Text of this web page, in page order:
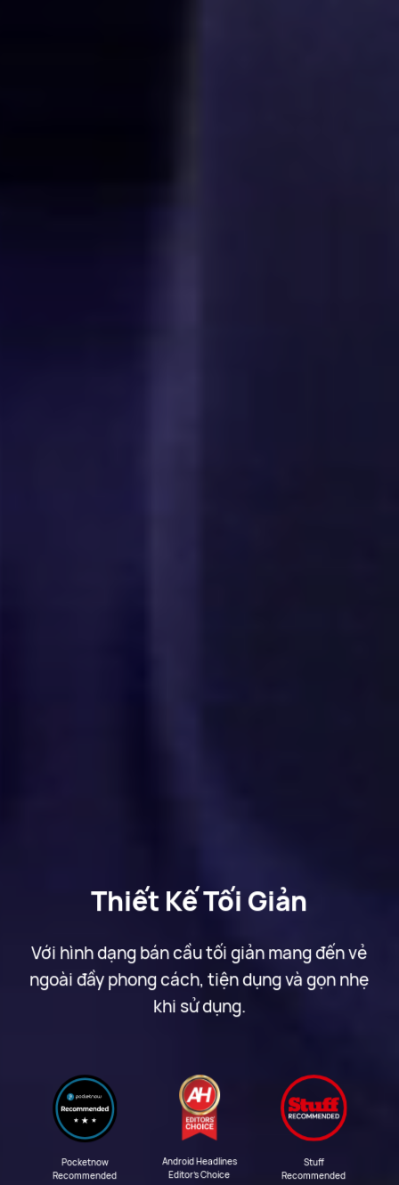
Thiết Kế Tối Giản
Với hình dạng bán cầu tối giản mang đến vẻ
ngoài đầy phong cách, tiện dụng và gọn nhẹ
khi sử dụng.
Pocketnow
Recommended
Android Headlines
Editor's Choice
Stuff
Recommended